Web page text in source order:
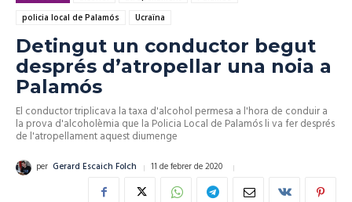
policia local de Palamós
Ucraïna
Detingut un conductor begut
després d’atropellar una noia a
Palamós
El conductor triplicava la taxa d'alcohol permesa a l'hora de conduir a
la prova d'alcoholèmia que la Policia Local de Palamós li va fer després
de l'atropellament aquest diumenge
per Gerard Escaich Folch 11 de febrer de 2020